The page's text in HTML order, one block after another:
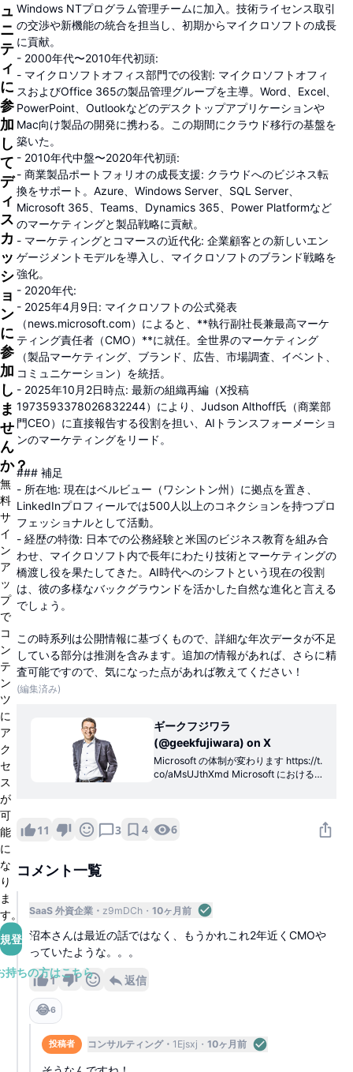
ュ
ニ
テ
ィ
に
参
加
し
て
デ
ィ
ス
カ
ッ
シ
ョ
ン
に
参
加
し
ま
せ
ん
か？
無
料
サ
イ
ン
ア
ッ
プ
で
コ
ン
テ
ン
ツ
に
ア
ク
セ
ス
が
可
能
に
な
り
ま
す。
登録
持ちの方はこちら
Windows NTプログラム管理チームに加入。技術ライセンス取引
の交渉や新機能の統合を担当し、初期からマイクロソフトの成長
に貢献。
- 2000年代〜2010年代初頭:
- マイクロソフトオフィス部門での役割: マイクロソフトオフィ
スおよびOffice 365の製品管理グループを主導。Word、Excel、
PowerPoint、Outlookなどのデスクトップアプリケーションや
Mac向け製品の開発に携わる。この期間にクラウド移行の基盤を
築いた。
- 2010年代中盤〜2020年代初頭:
- 商業製品ポートフォリオの成長支援: クラウドへのビジネス転
換をサポート。Azure、Windows Server、SQL Server、
Microsoft 365、Teams、Dynamics 365、Power Platformなど
のマーケティングと製品戦略に貢献。
- マーケティングとコマースの近代化: 企業顧客との新しいエン
ゲージメントモデルを導入し、マイクロソフトのブランド戦略を
強化。
- 2020年代:
- 2025年4月9日: マイクロソフトの公式発表
（news.microsoft.com）によると、**執行副社長兼最高マーケ
ティング責任者（CMO）**に就任。全世界のマーケティング
（製品マーケティング、ブランド、広告、市場調査、イベント、
コミュニケーション）を統括。
- 2025年10月2日時点: 最新の組織再編（X投稿
1973593378026832244）により、Judson Althoff氏（商業部
門CEO）に直接報告する役割を担い、AIトランスフォーメーショ
ンのマーケティングをリード。
### 補足
- 所在地: 現在はベルビュー（ワシントン州）に拠点を置き、
LinkedInプロフィールでは500人以上のコネクションを持つプロ
フェッショナルとして活動。
- 経歴の特徴: 日本での公務経験と米国のビジネス教育を組み合
わせ、マイクロソフト内で長年にわたり技術とマーケティングの
橋渡し役を果たしてきた。AI時代へのシフトという現在の役割
は、彼の多様なバックグラウンドを活かした自然な進化と言える
でしょう。
この時系列は公開情報に基づくもので、詳細な年次データが不足
している部分は推測を含みます。追加の情報があれば、さらに精
査可能ですので、気になった点があれば教えてください！
(編集済み)
ギークフジワラ
(@geekfujiwara) on X
Microsoft の体制が変わります https://t.
co/aMsUJthXmd Microsoft における
crosoft は AI
11 3 4 6
コメント一覧
SaaS 外資企業 z9mDCh 10ヶ月前
沼本さんは最近の話ではなく、もうかれこれ2年近くCMOや
っていたような。。。
1 返信
😂6
投稿者 コンサルティング 1Ejsxj 10ヶ月前